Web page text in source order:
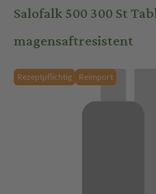
Salofalk 500 300 St
magensaftresistent
Rezeptpflichtig Reimport